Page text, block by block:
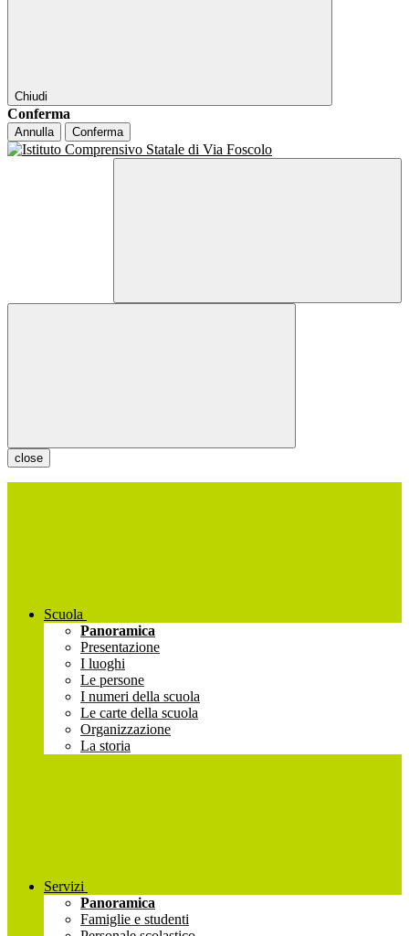
Chiudi
Conferma
Annulla Conferma
close
Scuola
Panoramica
Presentazione
I luoghi
Le persone
I numeri della scuola
Le carte della scuola
Organizzazione
La storia
Servizi
Panoramica
Famiglie e studenti